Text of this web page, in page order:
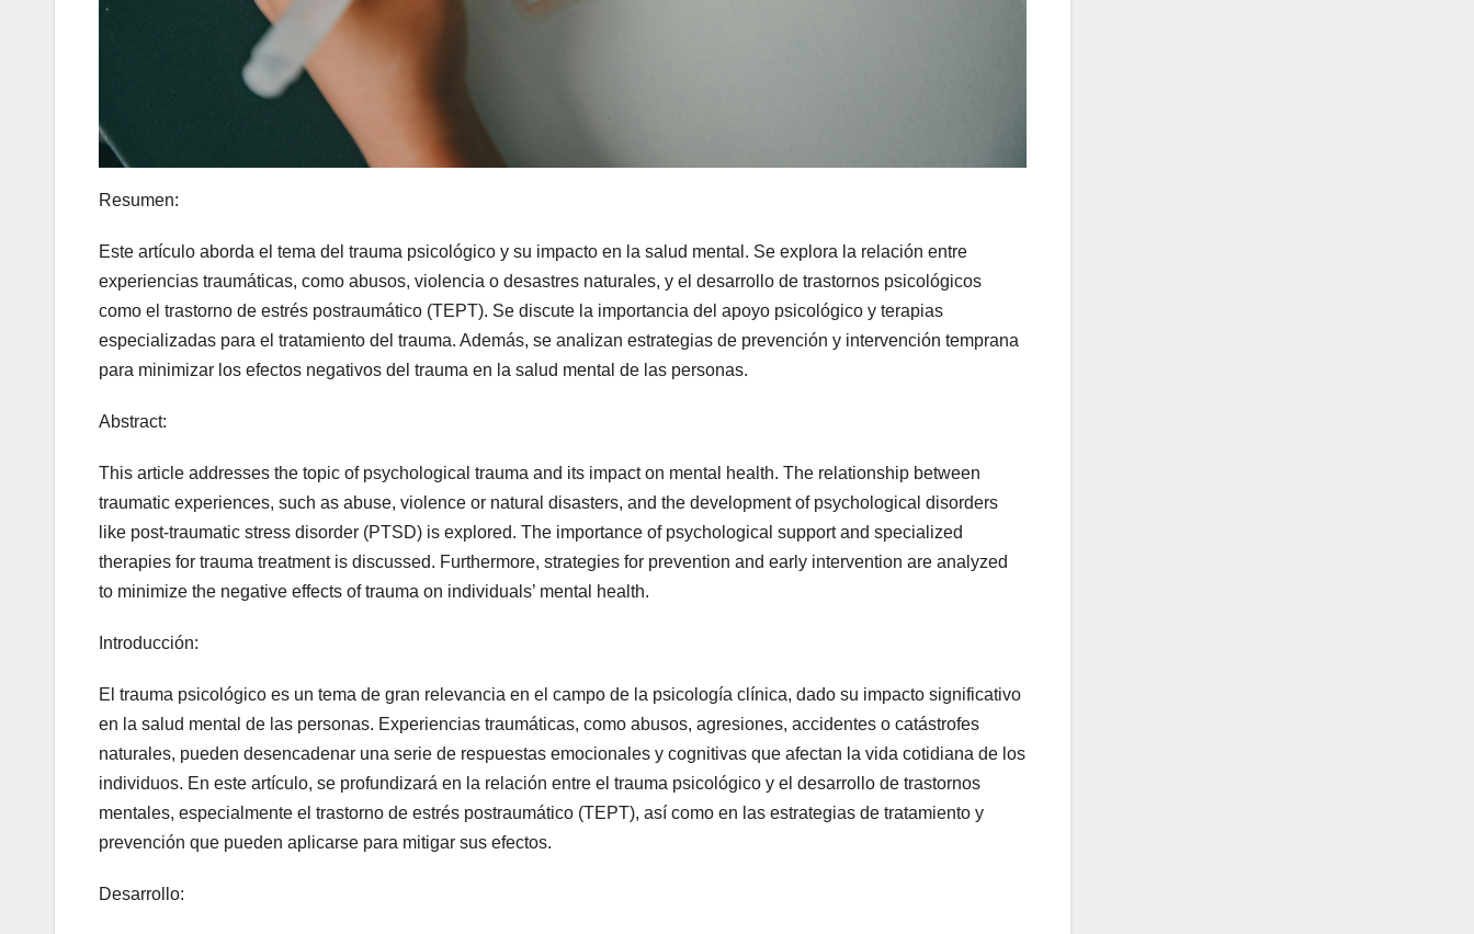
Resumen:
Este artículo aborda el tema del trauma psicológico y su impacto en la salud mental. Se explora la relación entre
experiencias traumáticas, como abusos, violencia o desastres naturales, y el desarrollo de trastornos psicológicos
como el trastorno de estrés postraumático (TEPT). Se discute la importancia del apoyo psicológico y terapias
especializadas para el tratamiento del trauma. Además, se analizan estrategias de prevención y intervención temprana
para minimizar los efectos negativos del trauma en la salud mental de las personas.
Abstract:
This article addresses the topic of psychological trauma and its impact on mental health. The relationship between
traumatic experiences, such as abuse, violence or natural disasters, and the development of psychological disorders
like post-traumatic stress disorder (PTSD) is explored. The importance of psychological support and specialized
therapies for trauma treatment is discussed. Furthermore, strategies for prevention and early intervention are analyzed
to minimize the negative effects of trauma on individuals’ mental health.
Introducción:
El trauma psicológico es un tema de gran relevancia en el campo de la psicología clínica, dado su impacto significativo
en la salud mental de las personas. Experiencias traumáticas, como abusos, agresiones, accidentes o catástrofes
naturales, pueden desencadenar una serie de respuestas emocionales y cognitivas que afectan la vida cotidiana de los
individuos. En este artículo, se profundizará en la relación entre el trauma psicológico y el desarrollo de trastornos
mentales, especialmente el trastorno de estrés postraumático (TEPT), así como en las estrategias de tratamiento y
prevención que pueden aplicarse para mitigar sus efectos.
Desarrollo: